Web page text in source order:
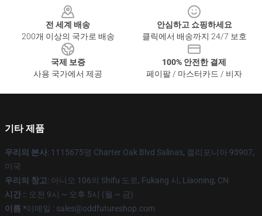
전 세계 배송
200개 이상의 국가로 배송
안심하고 쇼핑하세요
클릭에서 배송까지 24/7 보호
국제 보증
사용 국가에서 제공
100% 안전한 결제
페이팔 / 마스터카드 / 비자
기타 제품
우리의 본사: 1115675명 Charter Oak Blvd Salinas, 캘리포니아 93907,
미국
우리의 창고: 아니오 106의 Shifu 도로, Fukang 시, Liaoning, CN
시간 :: 오전 9시 ~ 오후 5시 (월 ~ 금)
이름 *이메일 : sales@oddfutureshop.com